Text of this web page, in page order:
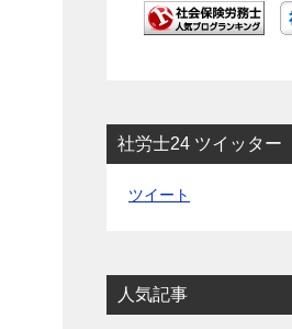
社労士24 ツイッター
ツイート
人気記事